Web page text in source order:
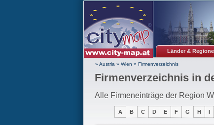
Länder &
» Austria » Wien » Firmenverzeichnis
Firmenverzeichnis in
Alle Firmeneinträge der Region
A B C D E F G H I